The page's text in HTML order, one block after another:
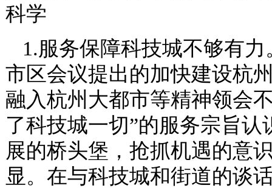
科学
1.服务保障科技城不够有
市区会议提出的加快建设杭
融入杭州大都市等精神领会
了科技城一切”的服务宗旨
展的桥头堡，抢抓机遇的意
显。在与科技城和街道的谈